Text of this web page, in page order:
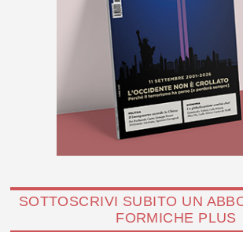
SOTTOSCRIVI SUBITO UN
FORMICHE PLUS